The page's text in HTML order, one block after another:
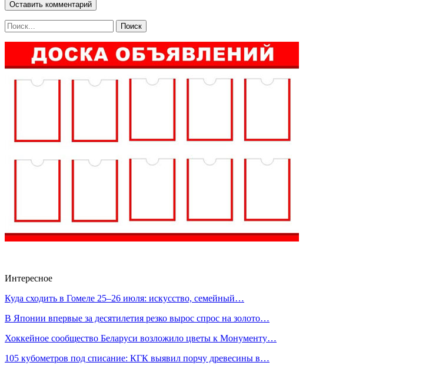
Интересное
Куда сходить в Гомеле 25–26 июля: искусство, семейный…
В Японии впервые за десятилетия резко вырос спрос на золото…
Хоккейное сообщество Беларуси возложило цветы к Монументу…
105 кубометров под списание: КГК выявил порчу древесины в…